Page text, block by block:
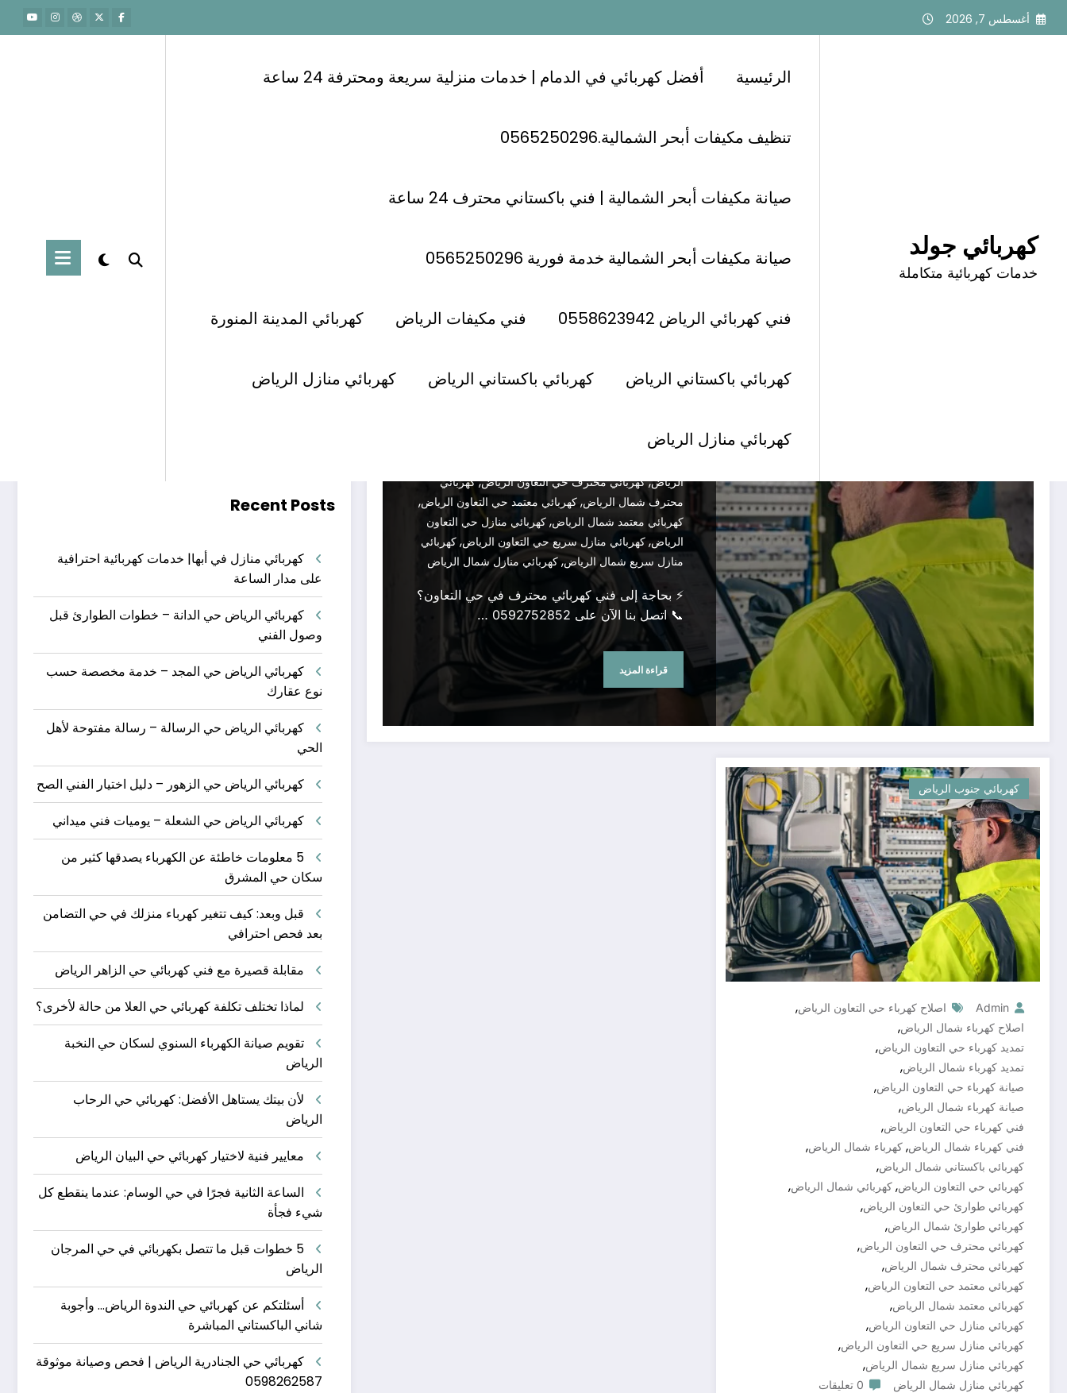
التجاوز
أغسطس 7, 2026
كهربائي جولد
خدمات كهربائية متكاملة
الرئيسية أفضل كهربائي في الدمام | خدمات منزلية سريعة ومحترفة 24 ساعة
تنظيف مكيفات أبحر الشمالية.0565250296
صيانة مكيفات أبحر الشمالية | فني باكستاني محترف 24 ساعة
صيانة مكيفات أبحر الشمالية خدمة فورية 0565250296
فني كهربائي الرياض 0558623942 فني مكيفات الرياض كهربائي المدينة المنورة
كهربائي باكستاني الرياض كهربائي باكستاني الرياض كهربائي منازل الرياض
كهربائي منازل الرياض
وسم: كهربائي معتمد حي التعاون الرياض
فني كهربائي حي التعاون الرياض ؛؛
Admin فبراير 4, 2025
اصلاح كهرباء حي
كهرباء حي التعاون الرياض,صيانة كهرباء شمال الرياض,
كهربائي حي التعاون الرياض
الرياض,كهربائي محترف حي التعاون الرياض,كهربائي
محترف شمال الرياض, كهربائي معتمد حي التعاون الرياض,
كهربائي معتمد شمال الرياض, كهربائي منازل حي التعاون
الرياض, كهربائي منازل سريع حي التعاون الرياض, كهربائي
منازل سريع شمال الرياض,كهربائي منازل شمال الرياض
⚡ بحاجة إلى فني كهربائي محترف في حي التعاون؟
📞 اتصل بنا الآن على 0592752852 …
قراءة المزيد
كهربائي جنوب الرياض
Admin اصلاح كهرباء حي التعاون الرياض,
اصلاح كهرباء شمال الرياض,
تمديد كهرباء حي التعاون الرياض,
تمديد كهرباء شمال الرياض,
صيانة كهرباء حي التعاون الرياض,
صيانة كهرباء شمال الرياض,
فني كهرباء حي التعاون الرياض,
فني كهرباء شمال الرياض, كهرباء شمال الرياض,
كهربائي باكستاني شمال الرياض,
كهربائي حي التعاون الرياض, كهربائي شمال الرياض,
كهربائي طوارئ حي التعاون الرياض,
كهربائي طوارئ شمال الرياض,
كهربائي محترف حي التعاون الرياض,
كهربائي محترف شمال الرياض,
كهربائي معتمد حي التعاون الرياض,
كهربائي معتمد شمال الرياض,
كهربائي منازل حي التعاون الرياض,
كهربائي منازل سريع حي التعاون الرياض,
كهربائي منازل سريع شمال الرياض,
كهربائي منازل شمال الرياض 0 تعليقات
البحث
Recent Posts
كهربائي منازل في أبها| خدمات كهربائية احترافية
على مدار الساعة
كهربائي الرياض حي الدانة – خطوات الطوارئ قبل
وصول الفني
كهربائي الرياض حي المجد – خدمة مخصصة حسب
نوع عقارك
كهربائي الرياض حي الرسالة – رسالة مفتوحة لأهل
الحي
كهربائي الرياض حي الزهور – دليل اختيار الفني الصح
كهربائي الرياض حي الشعلة – يوميات فني ميداني
5 معلومات خاطئة عن الكهرباء يصدقها كثير من
سكان حي المشرق
قبل وبعد: كيف تتغير كهرباء منزلك في حي التضامن
بعد فحص احترافي
مقابلة قصيرة مع فني كهربائي حي الزاهر الرياض
لماذا تختلف تكلفة كهربائي حي العلا من حالة لأخرى؟
تقويم صيانة الكهرباء السنوي لسكان حي النخبة
الرياض
لأن بيتك يستاهل الأفضل: كهربائي حي الرحاب
الرياض
معايير فنية لاختيار كهربائي حي البيان الرياض
الساعة الثانية فجرًا في حي الوسام: عندما ينقطع كل
شيء فجأة
5 خطوات قبل ما تتصل بكهربائي في حي المرجان
الرياض
أسئلتكم عن كهربائي حي الندوة الرياض… وأجوبة
شاني الباكستاني المباشرة
كهربائي حي الجنادرية الرياض | فحص وصيانة موثوقة
0598262587